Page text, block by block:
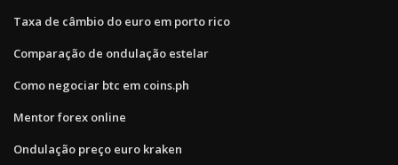
Taxa de câmbio do euro em porto rico
Comparação de ondulação estelar
Como negociar btc em coins.ph
Mentor forex online
Ondulação preço euro kraken